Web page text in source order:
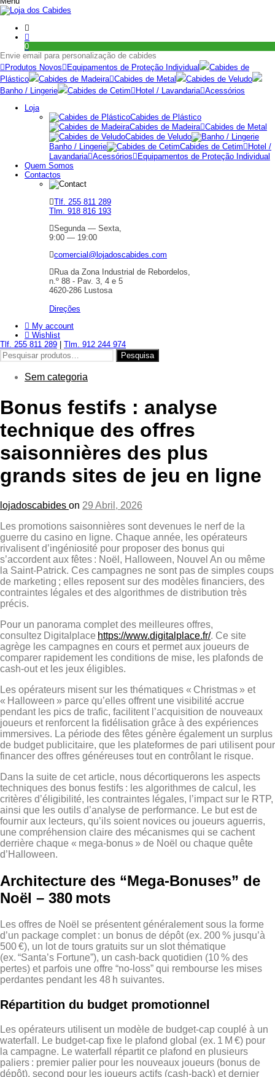
0
Envie email para personalização de cabides
Produtos Novos
Equipamentos de Proteção Individual
Cabides de
Plástico
Cabides de Madeira Cabides de Metal
Cabides de Veludo
Banho / Lingerie
Cabides de Cetim Hotel / Lavandaria Acessórios
Loja
Cabides de Plástico
Cabides de Madeira Cabides de Metal
Cabides de Veludo
Banho / Lingerie
Cabides de Cetim
Hotel /
Lavandaria Acessórios
Equipamentos de Proteção Individual
Quem Somos
Contactos
Tlf. 255 811 289
Tlm. 918 816 193
Segunda — Sexta,
9:00 — 19:00
comercial@lojadoscabides.com
Rua da Zona Industrial de Rebordelos,
n.º 88 - Pav. 3, 4 e 5
4620-286 Lustosa
Direções
My account
Wishlist
Tlf. 255 811 289
Tlm. 912 244 974
Pesquisar
por:
Pesquisa
Sem categoria
Bonus festifs : analyse
technique des offres
saisonnières des plus
grands sites de jeu en ligne
lojadoscabides on 29 Abril, 2026
Les promotions saisonnières sont devenues le nerf de la
guerre du casino en ligne. Chaque année, les opérateurs
rivalisent d’ingéniosité pour proposer des bonus qui
s’accordent aux fêtes : Noël, Halloween, Nouvel An ou même
la Saint‑Patrick. Ces campagnes ne sont pas de simples coups
de marketing ; elles reposent sur des modèles financiers, des
contraintes légales et des algorithmes de distribution très
précis.
Pour un panorama complet des meilleures offres,
consultez Digitalplace https://www.digitalplace.fr/. Ce site
agrège les campagnes en cours et permet aux joueurs de
comparer rapidement les conditions de mise, les plafonds de
cash‑out et les jeux éligibles.
Les opérateurs misent sur les thématiques « Christmas » et
« Halloween » parce qu’elles offrent une visibilité accrue
pendant les pics de trafic, facilitent l’acquisition de nouveaux
joueurs et renforcent la fidélisation grâce à des expériences
immersives. La période des fêtes génère également un surplus
de budget publicitaire, que les plateformes de pari utilisent pour
financer des offres généreuses tout en contrôlant le risque.
Dans la suite de cet article, nous décortiquerons les aspects
techniques des bonus festifs : les algorithmes de calcul, les
critères d’éligibilité, les contraintes légales, l’impact sur le RTP,
ainsi que les outils d’analyse de performance. Le but est de
fournir aux lecteurs, qu’ils soient novices ou joueurs aguerris,
une compréhension claire des mécanismes qui se cachent
derrière chaque « mega‑bonus » de Noël ou chaque quête
d’Halloween.
Architecture des “Mega‑Bonuses” de
Noël – 380 mots
Les offres de Noël se présentent généralement sous la forme
d’un package complet : un bonus de dépôt (ex. 200 % jusqu’à
500 €), un lot de tours gratuits sur un slot thématique
(ex. “Santa’s Fortune”), un cash‑back quotidien (10 % des
pertes) et parfois une offre “no‑loss” qui rembourse les mises
perdantes pendant les 48 h suivantes.
Répartition du budget promotionnel
Les opérateurs utilisent un modèle de budget‑cap couplé à un
waterfall. Le budget‑cap fixe le plafond global (ex. 1 M €) pour
la campagne. Le waterfall répartit ce plafond en plusieurs
paliers : premier palier pour les nouveaux joueurs (bonus de
dépôt), second pour les joueurs actifs (cash‑back) et dernier